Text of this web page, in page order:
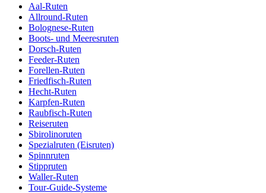
Aal-Ruten
Allround-Ruten
Bolognese-Ruten
Boots- und Meeresruten
Dorsch-Ruten
Feeder-Ruten
Forellen-Ruten
Friedfisch-Ruten
Hecht-Ruten
Karpfen-Ruten
Raubfisch-Ruten
Reiseruten
Sbirolinoruten
Spezialruten (Eisruten)
Spinnruten
Stippruten
Waller-Ruten
Tour-Guide-Systeme